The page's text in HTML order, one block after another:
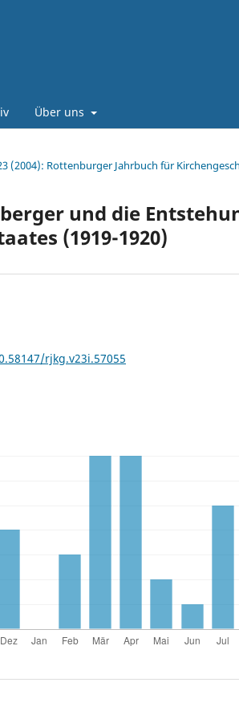
Über uns
(2004): Rottenburger Jahrbuch für
und die
(1919-1920)
rjkg.v23i.57055